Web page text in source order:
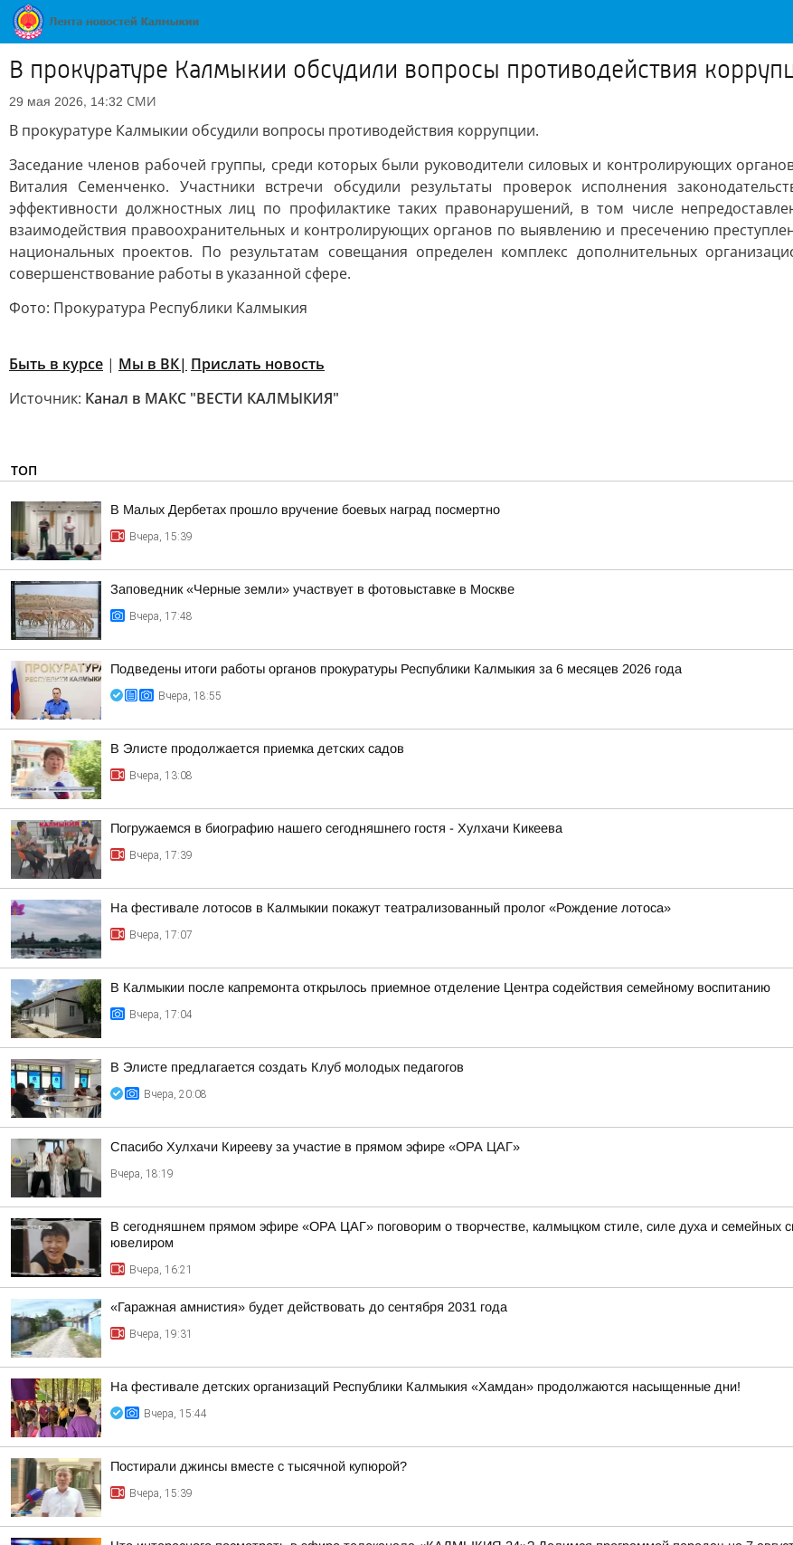
В прокуратуре Калмыкии обсудили вопросы противодействия
29 мая 2026, 14:32 СМИ
В прокуратуре Калмыкии обсудили вопросы противодействия коррупции.
Заседание членов рабочей группы, среди которых были руководители силовых и контролирующих
Виталия Семенченко. Участники встречи обсудили результаты проверок исполнения
эффективности должностных лиц по профилактике таких правонарушений, в том числе
взаимодействия правоохранительных и контролирующих органов по выявлению и пресечению
национальных проектов. По результатам совещания определен комплекс дополнительных
совершенствование работы в указанной сфере.
Фото: Прокуратура Республики Калмыкия
Быть в курсе | Мы в ВК| Прислать новость
Источник: Канал в МАКС "ВЕСТИ КАЛМЫКИЯ"
ТОП
В Малых Дербетах прошло вручение боевых наград посмертно
Вчера, 15:39
Заповедник «Черные земли» участвует в фотовыставке в Москве
Вчера, 17:48
Подведены итоги работы органов прокуратуры Республики Калмыкия за 6 месяцев 2026 года
Вчера, 18:55
В Элисте продолжается приемка детских садов
Вчера, 13:08
Погружаемся в биографию нашего сегодняшнего гостя - Хулхачи Кикеева
Вчера, 17:39
На фестивале лотосов в Калмыкии покажут театрализованный пролог «Рождение лотоса»
Вчера, 17:07
В Калмыкии после капремонта открылось приемное отделение Центра содействия семейному воспитанию
Вчера, 17:04
В Элисте предлагается создать Клуб молодых педагогов
Вчера, 20:08
Спасибо Хулхачи Кирееву за участие в прямом эфире «ОРА ЦАГ»
Вчера, 18:19
В сегодняшнем прямом эфире «ОРА ЦАГ» поговорим о творчестве, калмыцком стиле, силе духа и семейных
ювелиром
Вчера, 16:21
«Гаражная амнистия» будет действовать до сентября 2031 года
Вчера, 19:31
На фестивале детских организаций Республики Калмыкия «Хамдан» продолжаются насыщенные дни!
Вчера, 15:44
Постирали джинсы вместе с тысячной купюрой?
Вчера, 15:39